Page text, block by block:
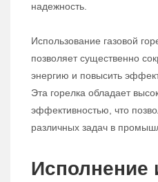
надежность.
Использование газовой
позволяет существенно
энергию и повысить
Эта горелка обладает
эффективностью, что
различных задач в
Исполнение